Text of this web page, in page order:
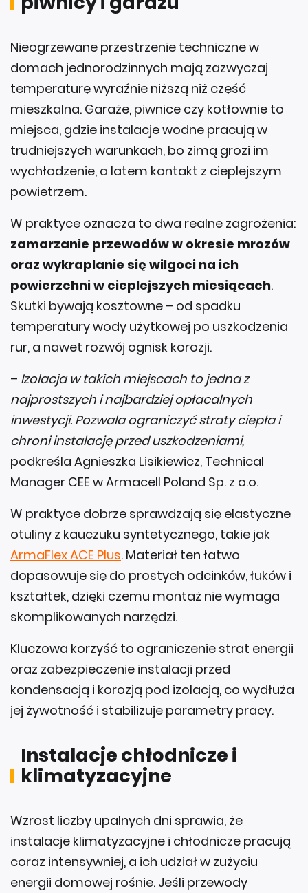
Nieogrzewane przestrzenie techniczne w
domach jednorodzinnych mają zazwyczaj
temperaturę wyraźnie niższą niż część
mieszkalna. Garaże, piwnice czy kotłownie to
miejsca, gdzie instalacje wodne pracują w
trudniejszych warunkach, bo zimą grozi im
wychłodzenie, a latem kontakt z cieplejszym
powietrzem.
W praktyce oznacza to dwa realne zagrożenia:
zamarzanie przewodów w okresie mrozów
oraz wykraplanie się wilgoci na ich
powierzchni w cieplejszych miesiącach.
Skutki bywają kosztowne – od spadku
temperatury wody użytkowej po uszkodzenia
rur, a nawet rozwój ognisk korozji.
– Izolacja w takich miejscach to jedna z
najprostszych i najbardziej opłacalnych
inwestycji. Pozwala ograniczyć straty ciepła i
chroni instalację przed uszkodzeniami,
podkreśla Agnieszka Lisikiewicz, Technical
Manager CEE w Armacell Poland Sp. z o.o.
W praktyce dobrze sprawdzają się elastyczne
otuliny z kauczuku syntetycznego, takie jak
ArmaFlex ACE Plus. Materiał ten łatwo
dopasowuje się do prostych odcinków, łuków i
kształtek, dzięki czemu montaż nie wymaga
skomplikowanych narzędzi.
Kluczowa korzyść to ograniczenie strat energii
oraz zabezpieczenie instalacji przed
kondensacją i korozją pod izolacją, co wydłuża
jej żywotność i stabilizuje parametry pracy.
Instalacje chłodnicze i
klimatyzacyjne
Wzrost liczby upalnych dni sprawia, że
instalacje klimatyzacyjne i chłodnicze pracują
coraz intensywniej, a ich udział w zużyciu
energii domowej rośnie. Jeśli przewody